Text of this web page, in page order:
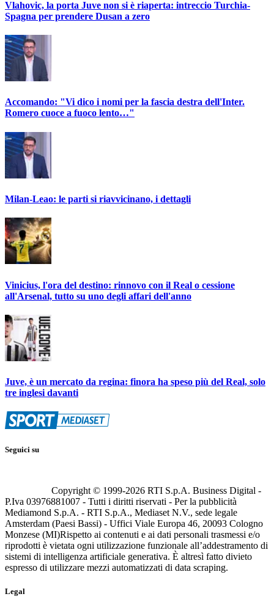
Vlahovic, la porta Juve non si è riaperta: intreccio Turchia-
Spagna per prendere Dusan a zero
Accomando: "Vi dico i nomi per la fascia destra dell'Inter.
Romero cuoce a fuoco lento…"
Milan-Leao: le parti si riavvicinano, i dettagli
Vinicius, l'ora del destino: rinnovo con il Real o cessione
all'Arsenal, tutto su uno degli affari dell'anno
Juve, è un mercato da regina: finora ha speso più del Real, solo
tre inglesi davanti
Seguici su
Copyright © 1999-2026 RTI S.p.A. Business Digital -
P.Iva 03976881007 - Tutti i diritti riservati - Per la pubblicità
Mediamond S.p.A. - RTI S.p.A., Mediaset N.V., sede legale
Amsterdam (Paesi Bassi) - Uffici Viale Europa 46, 20093 Cologno
Monzese (MI)Rispetto ai contenuti e ai dati personali trasmessi e/o
riprodotti è vietata ogni utilizzazione funzionale all’addestramento di
sistemi di intelligenza artificiale generativa. È altresì fatto divieto
espresso di utilizzare mezzi automatizzati di data scraping.
Legal